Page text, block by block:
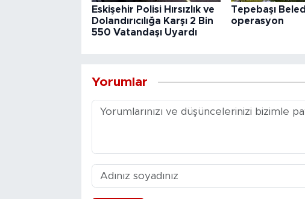
Eskişehir Polisi Hırsızlık ve
Dolandırıcılığa Karşı 2 Bin
550 Vatandaşı Uyardı
Tepebaşı
operasyon
Yorumlar